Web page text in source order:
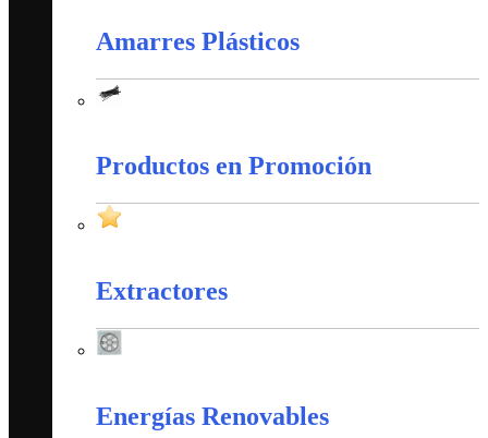
Amarres Plásticos
Productos en Promoción
Extractores
Energías Renovables